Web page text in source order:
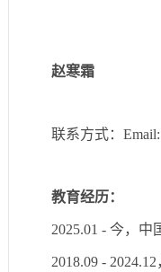
赵寒霜
联系方式：
教育经历：
2025.01 - 今，中
2018.09 - 2024.12